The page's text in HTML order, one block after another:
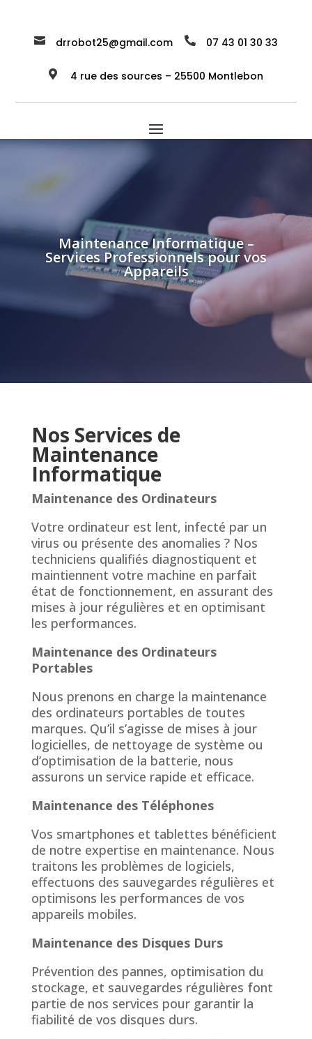
 drrobot25@gmail.com  07 43 01 30 33
 4 rue des sources – 25500 Montlebon
Maintenance Informatique –
Services Professionnels pour vos
Appareils
Nos Services de
Maintenance
Informatique
Maintenance des Ordinateurs
Votre ordinateur est lent, infecté par un
virus ou présente des anomalies ? Nos
techniciens qualifiés diagnostiquent et
maintiennent votre machine en parfait
état de fonctionnement, en assurant des
mises à jour régulières et en optimisant
les performances.
Maintenance des Ordinateurs
Portables
Nous prenons en charge la maintenance
des ordinateurs portables de toutes
marques. Qu’il s’agisse de mises à jour
logicielles, de nettoyage de système ou
d’optimisation de la batterie, nous
assurons un service rapide et efficace.
Maintenance des Téléphones
Vos smartphones et tablettes bénéficient
de notre expertise en maintenance. Nous
traitons les problèmes de logiciels,
effectuons des sauvegardes régulières et
optimisons les performances de vos
appareils mobiles.
Maintenance des Disques Durs
Prévention des pannes, optimisation du
stockage, et sauvegardes régulières font
partie de nos services pour garantir la
fiabilité de vos disques durs.